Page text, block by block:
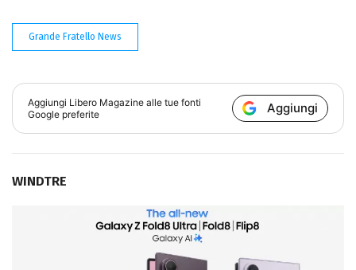
Grande Fratello News
Aggiungi Libero Magazine alle tue fonti
Google preferite
Aggiungi
WINDTRE